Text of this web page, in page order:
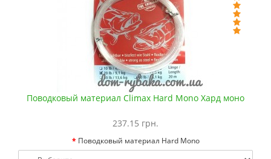
Поводковый материал Climax Hard Mono Хард моно
237.15 грн.
Поводковый материал Hard Mono